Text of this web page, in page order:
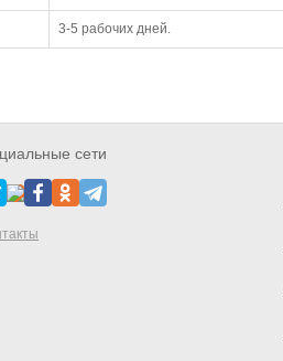
3-5 рабочих дней.
сети